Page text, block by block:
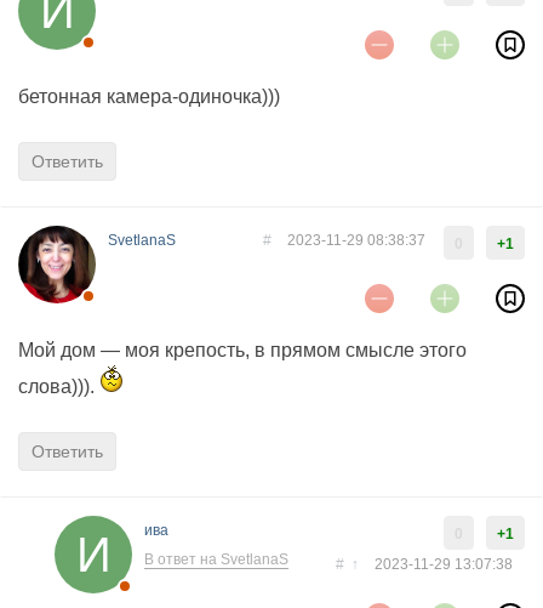
бетонная камера-одиночка)))
Ответить
SvetlanaS +1
2023-11-29 08:38:37
#
Мой дом — моя крепость, в прямом смысле этого
слова))).
Ответить
ива
В ответ на SvetlanaS
+1
2023-11-29 13:07:38
# ↑